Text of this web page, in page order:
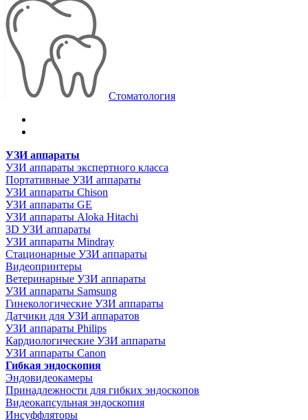
Стоматология
УЗИ аппараты
УЗИ аппараты экспертного класса
Портативные УЗИ аппараты
УЗИ аппараты Chison
УЗИ аппараты GE
УЗИ аппараты Aloka Hitachi
3D УЗИ аппараты
УЗИ аппараты Mindray
Стационарные УЗИ аппараты
Видеопринтеры
Ветеринарные УЗИ аппараты
УЗИ аппараты Samsung
Гинекологические УЗИ аппараты
Датчики для УЗИ аппаратов
УЗИ аппараты Philips
Кардиологические УЗИ аппараты
УЗИ аппараты Canon
Гибкая эндоскопия
Эндовидеокамеры
Принадлежности для гибких эндоскопов
Видеокапсульная эндоскопия
Инсуффляторы